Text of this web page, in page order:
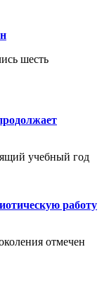
шесть
учебный год
работу
отмечен